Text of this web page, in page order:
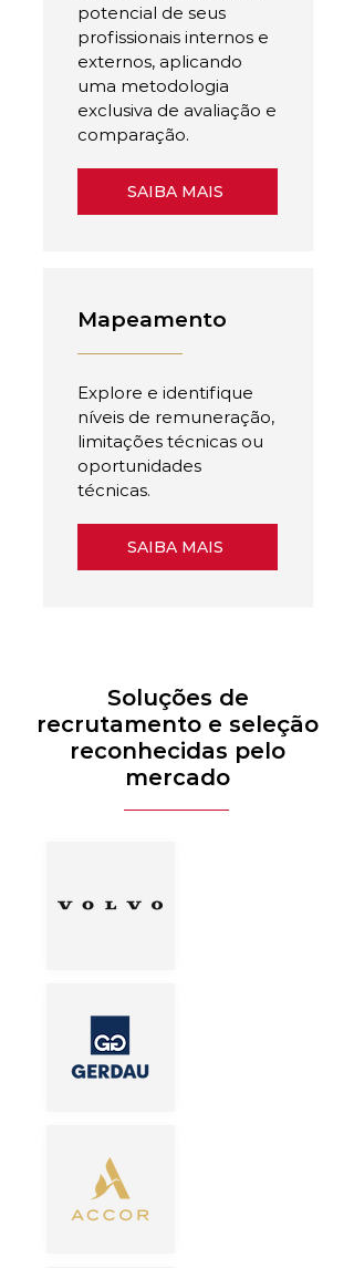
potencial de seus
profissionais internos e
externos, aplicando
uma metodologia
exclusiva de avaliação e
comparação.
SAIBA MAIS
Mapeamento
Explore e identifique
níveis de remuneração,
limitações técnicas ou
oportunidades
técnicas.
SAIBA MAIS
Soluções de
recrutamento e seleção
reconhecidas pelo
mercado